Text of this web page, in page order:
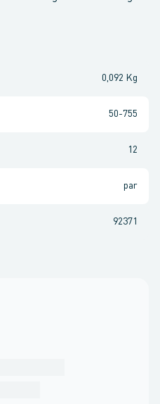
0,092 Kg
50-755
12
par
92371